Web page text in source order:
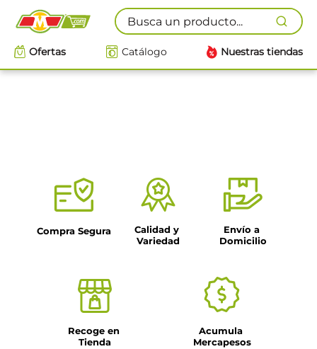
Busca un producto...
Ofertas Catálogo Nuestras tiendas
Compra Segura
Calidad y
Variedad
Envío a
Domicilio
Recoge en
Tienda
Acumula
Mercapesos